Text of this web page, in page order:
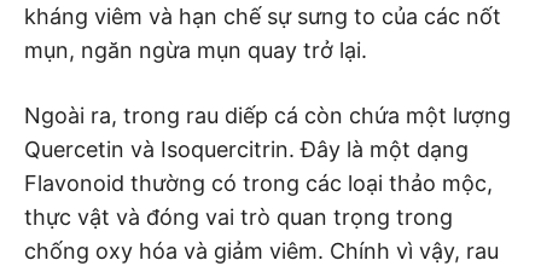
kháng viêm và hạn chế sự sưng to của các nốt
mụn, ngăn ngừa mụn quay trở lại.
Ngoài ra, trong rau diếp cá còn chứa một lượng
Quercetin và Isoquercitrin. Đây là một dạng
Flavonoid thường có trong các loại thảo mộc,
thực vật và đóng vai trò quan trọng trong
chống oxy hóa và giảm viêm. Chính vì vậy, rau